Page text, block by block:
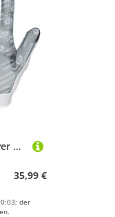
Seibertron H.P.I.R.G Receiver Handschuhe American Football,Handschuhe Touchscreen,Flexible,Atmungsaktive,Handrücken Schlagschutz Erwachsener Weiß L
35,99 €
der